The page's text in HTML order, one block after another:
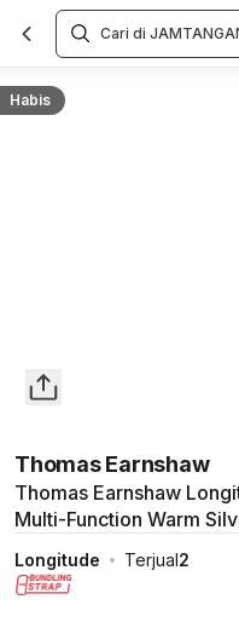
Habis
Thomas Earnshaw
Thomas Earnshaw
Multi-Function Warm
Longitude Terjual2
Overview